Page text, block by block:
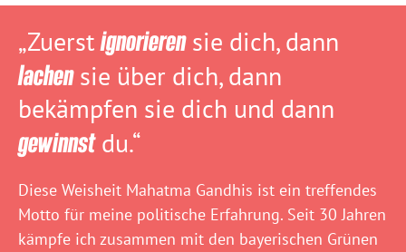
„Zuerstignorierensie dich, dann
lachensie über dich, dann
bekämpfen sie dich und dann
gewinnstdu.“
Diese Weisheit Mahatma Gandhis ist ein treffendes
Motto für meine politische Erfahrung. Seit 30 Jahren
kämpfe ich zusammen mit den bayerischen Grünen